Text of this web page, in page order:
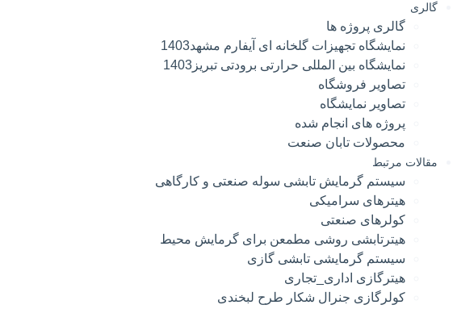
گالری
گالری پروژه ها
نمایشگاه تجهیزات گلخانه ای آیفارم مشهد1403
نمایشگاه بین المللی حرارتی برودتی تبریز1403
تصاویر فروشگاه
تصاویر نمایشگاه
پروژه های انجام شده
محصولات تابان صنعت
مقالات مرتبط
سیستم گرمایش تابشی سوله صنعتی و کارگاهی
هیترهای سرامیکی
کولرهای صنعتی
هیترتابشی روشی مطمعن برای گرمایش محیط
سیستم گرمایشی تابشی گازی
هیترگازی اداری_تجاری
کولرگازی جنرال شکار طرح لبخندی